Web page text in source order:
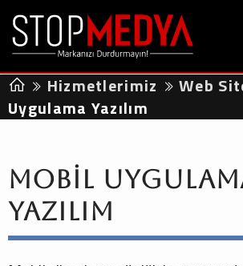
Hizmetlerimiz Web
Uygulama Yazılım
Mobil
Yazılım